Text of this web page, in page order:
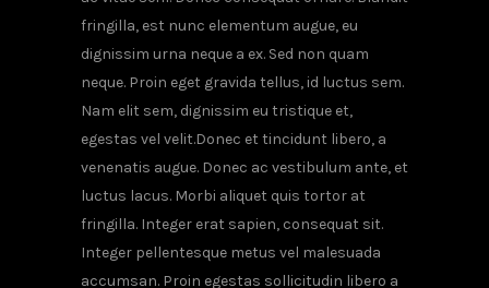
fringilla, est nunc elementum augue, eu
dignissim urna neque a ex. Sed non quam
neque. Proin eget gravida tellus, id luctus sem.
Nam elit sem, dignissim eu tristique et,
egestas vel velit.Donec et tincidunt libero, a
venenatis augue. Donec ac vestibulum ante, et
luctus lacus. Morbi aliquet quis tortor at
fringilla. Integer erat sapien, consequat sit.
Integer pellentesque metus vel malesuada
accumsan. Proin egestas sollicitudin libero a